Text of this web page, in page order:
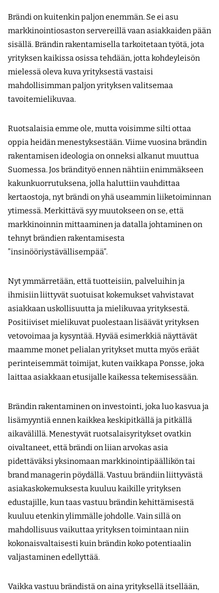
Brändi on kuitenkin paljon enemmän. Se ei asu
markkinointiosaston servereillä vaan asiakkaiden pään
sisällä. Brändin rakentamisella tarkoitetaan työtä, jota
yrityksen kaikissa osissa tehdään, jotta kohdeyleisön
mielessä oleva kuva yrityksestä vastaisi
mahdollisimman paljon yrityksen valitsemaa
tavoitemielikuvaa.
Ruotsalaisia emme ole, mutta voisimme silti ottaa
oppia heidän menestyksestään. Viime vuosina brändin
rakentamisen ideologia on onneksi alkanut muuttua
Suomessa. Jos brändityö ennen nähtiin enimmäkseen
kakunkuorrutuksena, jolla haluttiin vauhdittaa
kertaostoja, nyt brändi on yhä useammin liiketoiminnan
ytimessä. Merkittävä syy muutokseen on se, että
markkinoinnin mittaaminen ja datalla johtaminen on
tehnyt brändien rakentamisesta
”insinööriystävällisempää”.
Nyt ymmärretään, että tuotteisiin, palveluihin ja
ihmisiin liittyvät suotuisat kokemukset vahvistavat
asiakkaan uskollisuutta ja mielikuvaa yrityksestä.
Positiiviset mielikuvat puolestaan lisäävät yrityksen
vetovoimaa ja kysyntää. Hyvää esimerkkiä näyttävät
maamme monet pelialan yritykset mutta myös eräät
perinteisemmät toimijat, kuten vaikkapa Ponsse, joka
laittaa asiakkaan etusijalle kaikessa tekemisessään.
Brändin rakentaminen on investointi, joka luo kasvua ja
lisämyyntiä ennen kaikkea keskipitkällä ja pitkällä
aikavälillä. Menestyvät ruotsalaisyritykset ovatkin
oivaltaneet, että brändi on liian arvokas asia
pidettäväksi yksinomaan markkinointipäällikön tai
brand managerin pöydällä. Vastuu brändiin liittyvästä
asiakaskokemuksesta kuuluu kaikille yrityksen
edustajille, kun taas vastuu brändin kehittämisestä
kuuluu etenkin ylimmälle johdolle. Vain sillä on
mahdollisuus vaikuttaa yrityksen toimintaan niin
kokonaisvaltaisesti kuin brändin koko potentiaalin
valjastaminen edellyttää.
Vaikka vastuu brändistä on aina yrityksellä itsellään,